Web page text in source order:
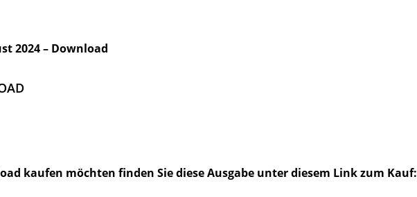
2024 – Download
kaufen möchten finden Sie diese Ausgabe unter diesem Link zum Kauf: